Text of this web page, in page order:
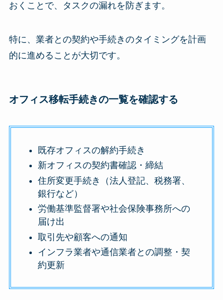
おくことで、タスクの漏れを防ぎます。
特に、業者との契約や手続きのタイミングを計画
的に進めることが大切です。
オフィス移転手続きの一覧を確認する
既存オフィスの解約手続き
新オフィスの契約書確認・締結
住所変更手続き（法人登記、税務署、
銀行など）
労働基準監督署や社会保険事務所への
届け出
取引先や顧客への通知
インフラ業者や通信業者との調整・契
約更新